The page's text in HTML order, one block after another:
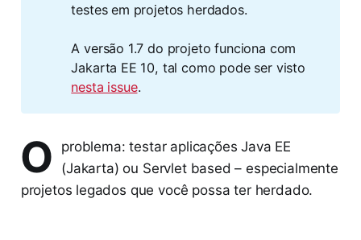
testes em projetos herdados.
A versão 1.7 do projeto funciona com
Jakarta EE 10, tal como pode ser visto
nesta issue.
O
problema: testar aplicações Java EE
(Jakarta) ou Servlet based – especialmente
projetos legados que você possa ter herdado.